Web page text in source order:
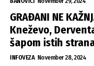
GRAĐANI NE
Kneževo,
šapom istih
INFOVEZA November 28, 2024